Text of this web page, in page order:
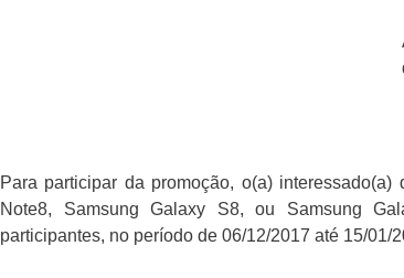
Para participar da promoção, o(a)
Note8, Samsung Galaxy S8, ou Samsung
participantes, no período de 06/12/2017 até 15/01/